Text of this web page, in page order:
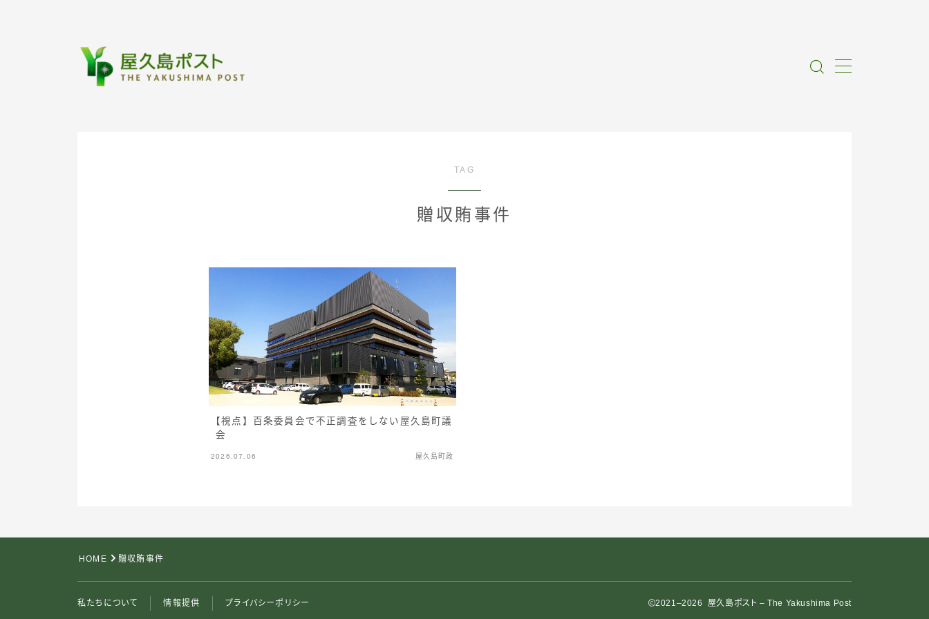
情報提供
TAG
贈収賄事件
【視点】百条委員会で不正調査をしない屋久島町議
会
2026.07.06 屋久島町政
HOME 贈収賄事件
私たちについて 情報提供 プライバシーポリシー 2021–2026 屋久島ポスト – The Yakushima Post